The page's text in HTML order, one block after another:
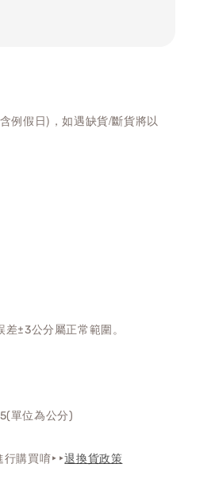
例假日)，如遇缺貨/斷貨將以
±3公分屬正常範圍。
單位為公分)
行購買唷‣‣退換貨政策